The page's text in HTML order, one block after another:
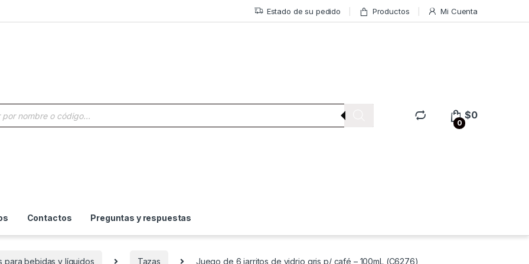
Estado de su pedido Productos Mi Cuenta
de productos
0
$0
Contactos Preguntas y respuestas
para bebidas y líquidos Tazas Juego de 6 jarritos de vidrio gris p/ café – 100mL (C6276)